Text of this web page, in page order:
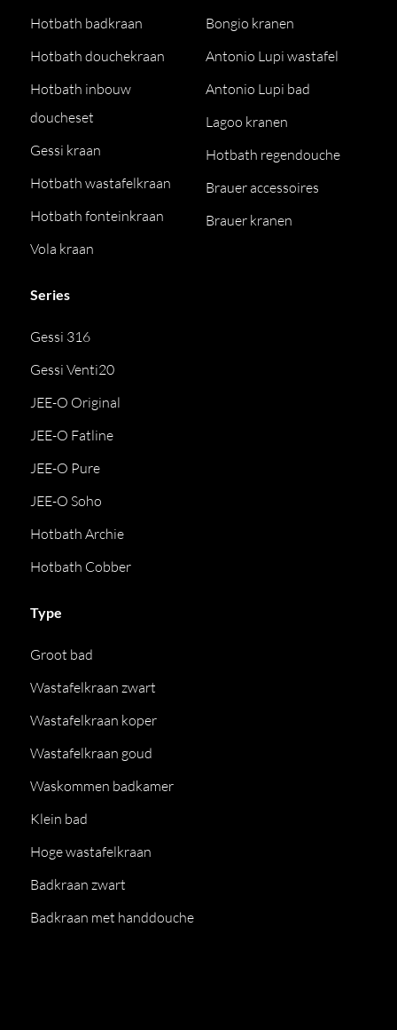
Hotbath badkraan
Hotbath douchekraan
Hotbath inbouw
doucheset
Gessi kraan
Hotbath wastafelkraan
Hotbath fonteinkraan
Vola kraan
Bongio kranen
Antonio Lupi wastafel
Antonio Lupi bad
Lagoo kranen
Hotbath regendouche
Brauer accessoires
Brauer kranen
Series
Gessi 316
Gessi Venti20
JEE-O Original
JEE-O Fatline
JEE-O Pure
JEE-O Soho
Hotbath Archie
Hotbath Cobber
Type
Groot bad
Wastafelkraan zwart
Wastafelkraan koper
Wastafelkraan goud
Waskommen badkamer
Klein bad
Hoge wastafelkraan
Badkraan zwart
Badkraan met handdouche